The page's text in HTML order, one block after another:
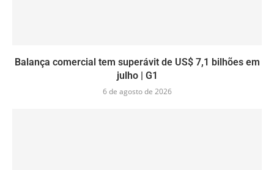
Balança comercial tem superávit de US$ 7,1 bilhões em
julho | G1
6 de agosto de 2026